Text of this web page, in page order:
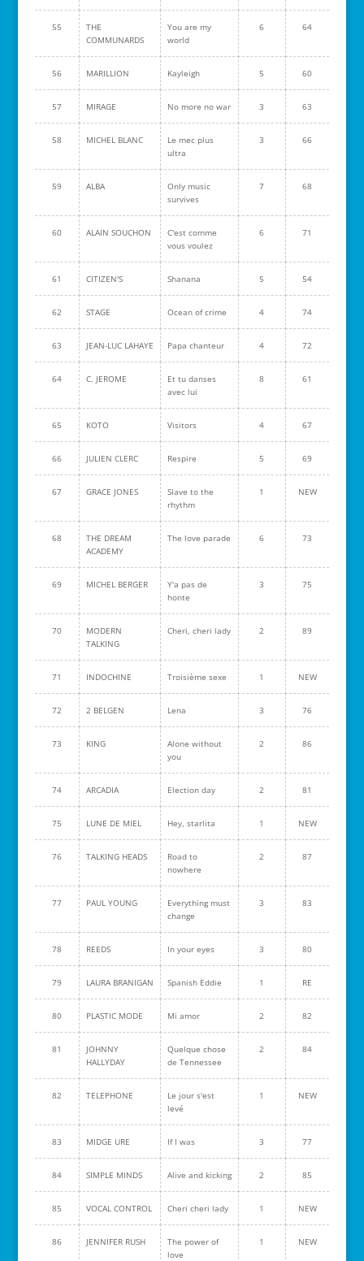
55
THE
COMMUNARDS
You are my
world
6 64
56 MARILLION Kayleigh 5 60
57 MIRAGE No more no war 3 63
58 MICHEL BLANC
Le mec plus
ultra
3 66
59 ALBA
Only music
survives
7 68
60 ALAIN SOUCHON
C'est comme
vous voulez
6 71
61 CITIZEN'S Shanana 5 54
62 STAGE Ocean of crime 4 74
63 JEAN-LUC LAHAYE Papa chanteur 4 72
64 C. JEROME
Et tu danses
avec lui
8 61
65 KOTO Visitors 4 67
66 JULIEN CLERC Respire 5 69
67 GRACE JONES
Slave to the
rhythm
1 NEW
68
THE DREAM
ACADEMY
The love parade 6 73
69 MICHEL BERGER
Y'a pas de
honte
3 75
70
MODERN
TALKING
Cheri, cheri lady 2 89
71 INDOCHINE Troisième sexe 1 NEW
72 2 BELGEN Lena 3 76
73 KING
Alone without
you
2 86
74 ARCADIA Election day 2 81
75 LUNE DE MIEL Hey, starlita 1 NEW
76 TALKING HEADS
Road to
nowhere
2 87
77 PAUL YOUNG
Everything must
change
3 83
78 REEDS In your eyes 3 80
79 LAURA BRANIGAN Spanish Eddie 1 RE
80 PLASTIC MODE Mi amor 2 82
81
JOHNNY
HALLYDAY
Quelque chose
de Tennessee
2 84
82 TELEPHONE
Le jour s'est
levé
1 NEW
83 MIDGE URE If I was 3 77
84 SIMPLE MINDS Alive and kicking 2 85
85 VOCAL CONTROL Cheri cheri lady 1 NEW
86 JENNIFER RUSH
The power of
love
1 NEW